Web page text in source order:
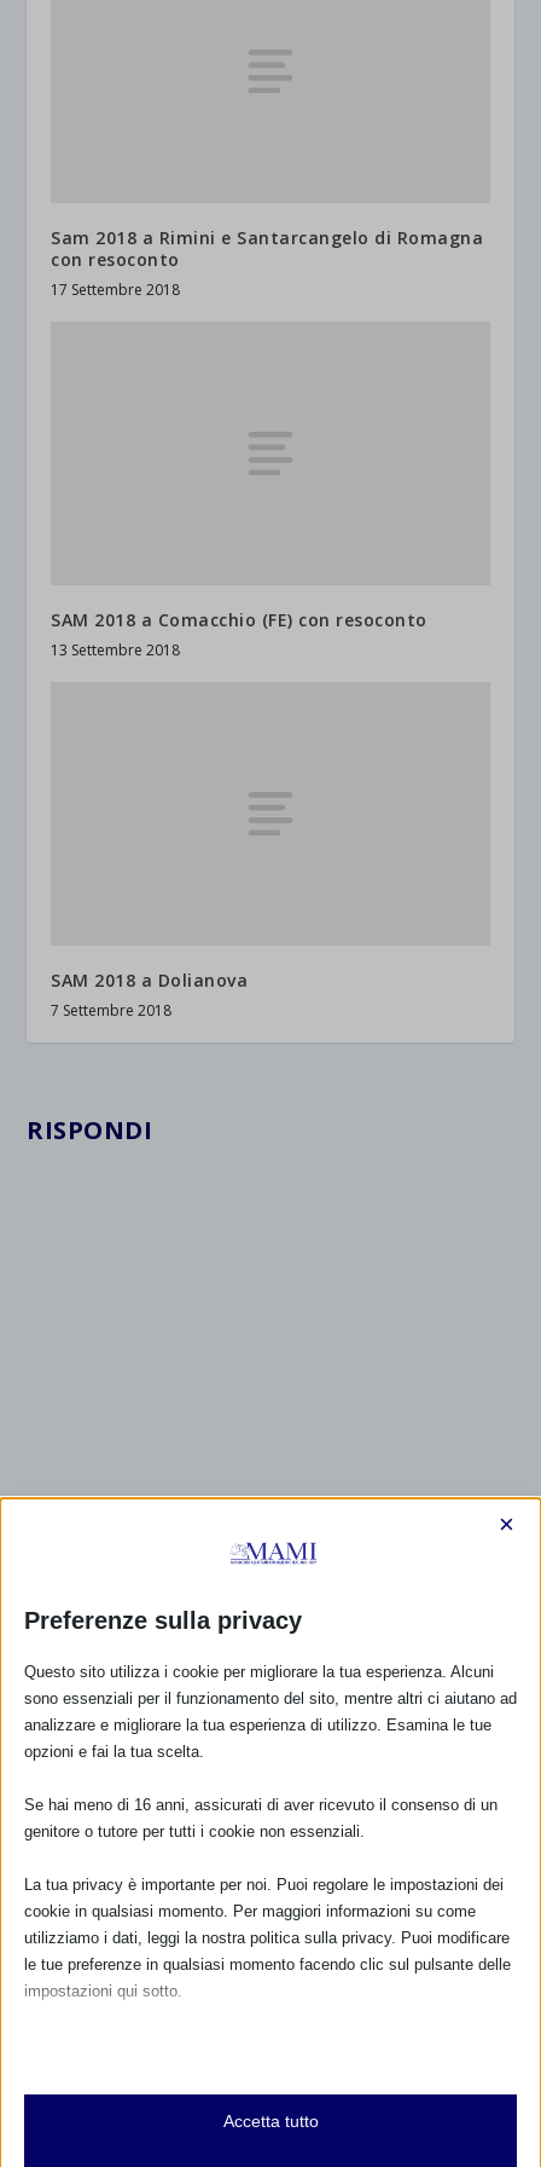
Sam 2018 a Rimini e Santarcangelo di Romagna
con resoconto
17 Settembre 2018
SAM 2018 a Comacchio (FE) con resoconto
13 Settembre 2018
SAM 2018 a Dolianova
7 Settembre 2018
RISPONDI
CALENDARIO EVENTI
Non ci sono eventi
FARMACI IN ALLATTAMENTO E
GRAVIDANZA
800.883300
Preferenze sulla privacy
×
Questo sito utilizza i cookie per migliorare la tua esperienza. Alcuni
sono essenziali per il funzionamento del sito, mentre altri ci aiutano ad
analizzare e migliorare la tua esperienza di utilizzo. Esamina le tue
opzioni e fai la tua scelta.
Se hai meno di 16 anni, assicurati di aver ricevuto il consenso di un
genitore o tutore per tutti i cookie non essenziali.
La tua privacy è importante per noi. Puoi regolare le impostazioni dei
cookie in qualsiasi momento. Per maggiori informazioni su come
utilizziamo i dati, leggi la nostra politica sulla privacy. Puoi modificare
le tue preferenze in qualsiasi momento facendo clic sul pulsante delle
impostazioni qui sotto.
Essenziali
I cookie e i servizi essenziali abilitano le funzioni di base e sono
Accetta tutto